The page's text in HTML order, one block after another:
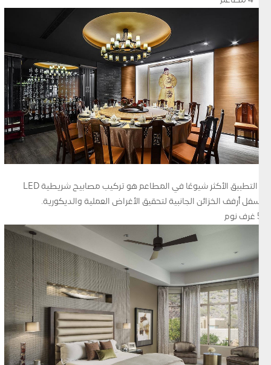
•التطبيق الأكثر شيوعًا في المطاعم هو تركيب مصابيح شريطية LED
أسفل أرفف الخزائن الجانبية لتحقيق الأغراض العملية والديكورية.